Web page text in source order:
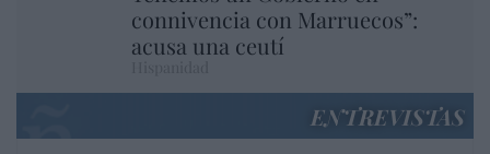
connivencia con Marruecos”:
acusa una ceutí
ENTREVISTAS